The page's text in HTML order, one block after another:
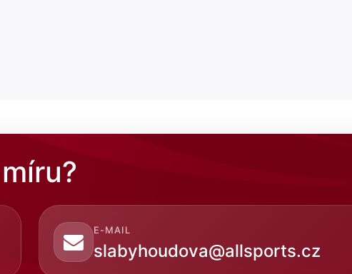
E-MAIL
slabyhoudova@allsports.cz